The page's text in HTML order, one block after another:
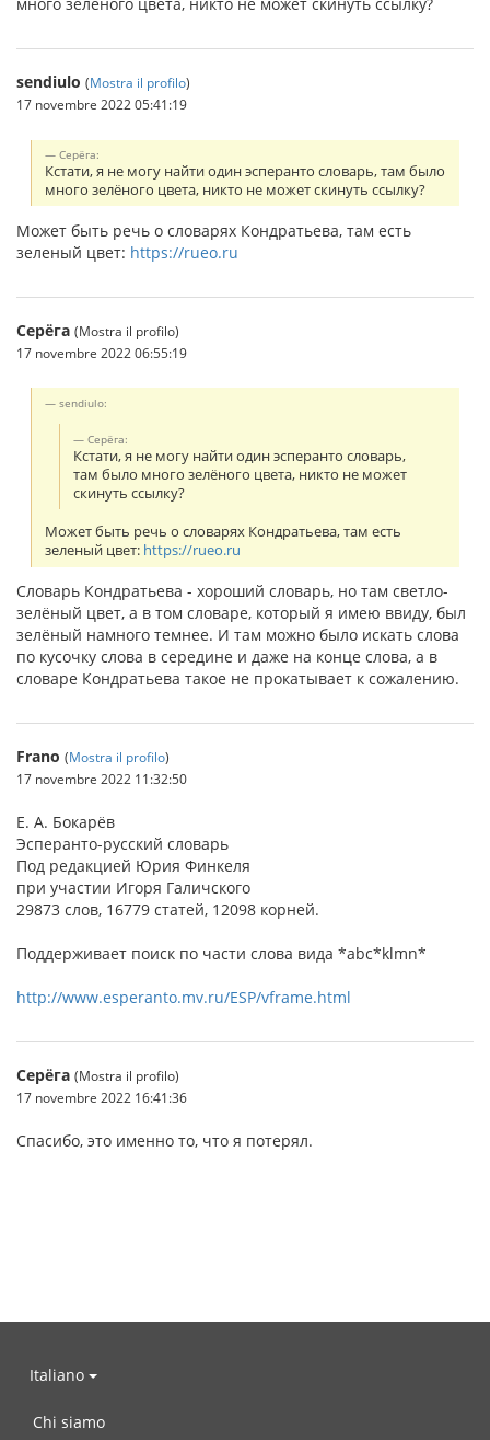
sendiulo (Mostra il profilo)
17 novembre 2022 05:41:19
Серёга:
Кстати, я не могу найти один эсперанто словарь, там было
много зелёного цвета, никто не может скинуть ссылку?
Может быть речь о словарях Кондратьева, там есть
зеленый цвет: https://rueo.ru
Серёга (Mostra il profilo)
17 novembre 2022 06:55:19
sendiulo:
Серёга:
Кстати, я не могу найти один эсперанто словарь,
там было много зелёного цвета, никто не может
скинуть ссылку?
Может быть речь о словарях Кондратьева, там есть
зеленый цвет: https://rueo.ru
Словарь Кондратьева - хороший словарь, но там светло-
зелёный цвет, а в том словаре, который я имею ввиду, был
зелёный намного темнее. И там можно было искать слова
по кусочку слова в середине и даже на конце слова, а в
словаре Кондратьева такое не прокатывает к сожалению.
Frano (Mostra il profilo)
17 novembre 2022 11:32:50
Е. А. Бокарёв
Эсперанто-русский словарь
Под редакцией Юрия Финкеля
при участии Игоря Галичского
29873 слов, 16779 статей, 12098 корней.
Поддерживает поиск по части слова вида *abc*klmn*
http://www.esperanto.mv.ru/ESP/vframe.html
Серёга (Mostra il profilo)
17 novembre 2022 16:41:36
Спасибо, это именно то, что я потерял.
Italiano
Chi siamo